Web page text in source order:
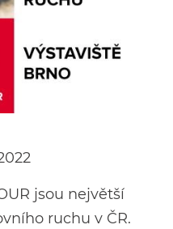
jsou největší
ruchu v ČR.